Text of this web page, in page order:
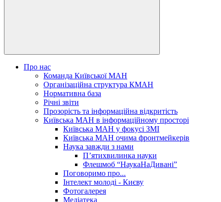
Про нас
Команда Київської МАН
Організаційна структура КМАН
Нормативна база
Річні звіти
Прозорість та інформаційна відкритість
Київська МАН в інформаційному просторі
Київська МАН у фокусі ЗМІ
Київська МАН очима фронтмейкерів
Наука завжди з нами
П’ятихвилинка науки
Флешмоб “НаукаНаДивані”
Поговоримо про...
Інтелект молоді - Києву
Фотогалерея
Медіатека